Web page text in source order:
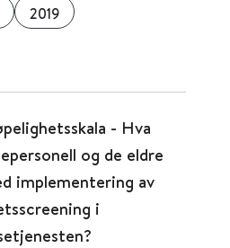
2019
- Hva
og de eldre
implementering av
i